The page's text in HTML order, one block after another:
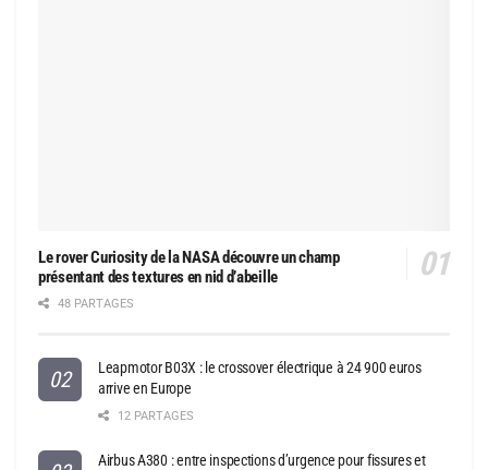
Le rover Curiosity de la NASA découvre un champ
présentant des textures en nid d’abeille
48 PARTAGES
Leapmotor B03X : le crossover électrique à 24 900 euros
arrive en Europe
12 PARTAGES
Airbus A380 : entre inspections d’urgence pour fissures et